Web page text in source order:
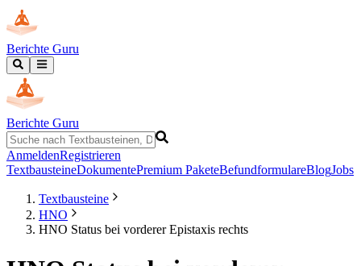
Berichte Guru
Berichte Guru
AnmeldenRegistrieren
TextbausteineDokumentePremium PaketeBefundformulareBlogJobs
Textbausteine
HNO
HNO Status bei vorderer Epistaxis rechts